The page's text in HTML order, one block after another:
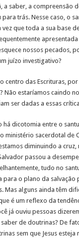
a saber, a compreensão
trás. Nesse caso, o
que toda a sua base
apresentada
nossos pecados,
juízo investigativo?
o centro das Escrituras,
Não estaríamos caindo
ser dadas a essas
há dicotomia entre o
ministério sacerdotal de
diminuindo a cruz,
passou a
tudo no
para o plano da salvação
Mas alguns ainda têm
é um reflexo da
já ouviu pessoas
de doutrinas? De
sem que Jesus esteja